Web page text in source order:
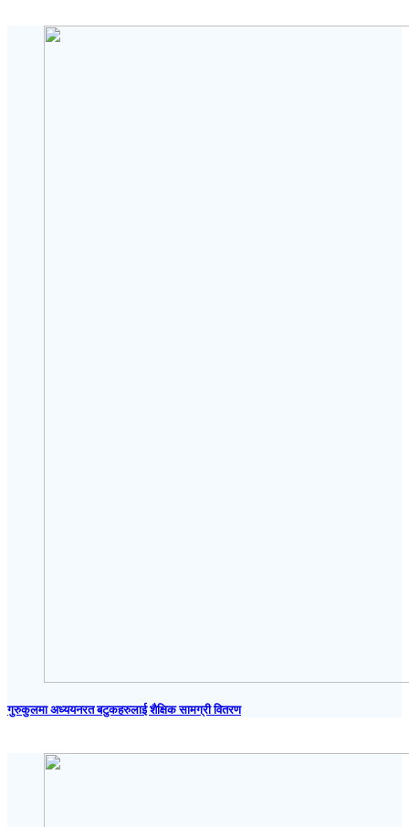
गुरुकुलमा अध्ययनरत बटुकहरुलाई शैक्षिक सामग्री वितरण